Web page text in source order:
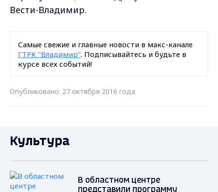
Вести-Владимир.
Самые свежие и главные новости в макс-канале
ГТРК "Владимир". Подписывайтесь и будьте в
курсе всех событий!
Опубликовано: 27 октября 2016 года
Культура
В областном центре
представили программу